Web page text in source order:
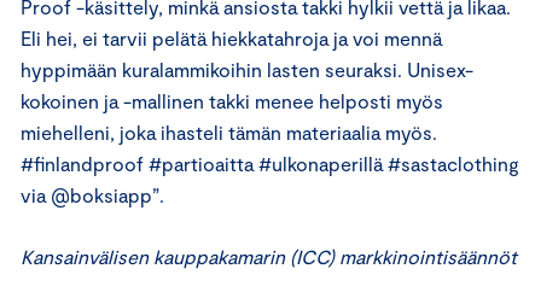
Proof -käsittely, minkä ansiosta takki hylkii vettä ja likaa.
Eli hei, ei tarvii pelätä hiekkatahroja ja voi mennä
hyppimään kuralammikoihin lasten seuraksi. Unisex-
kokoinen ja -mallinen takki menee helposti myös
miehelleni, joka ihasteli tämän materiaalia myös.
#finlandproof #partioaitta #ulkonaperillä #sastaclothing
via @boksiapp”.
Kansainvälisen kauppakamarin (ICC) markkinointisäännöt